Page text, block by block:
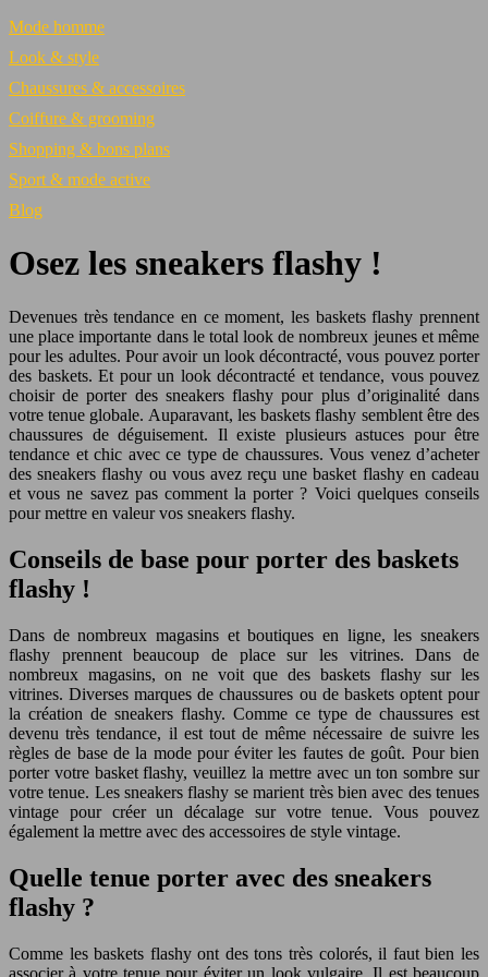
Mode homme
Look & style
Chaussures & accessoires
Coiffure & grooming
Shopping & bons plans
Sport & mode active
Blog
Osez les sneakers flashy !
Devenues très tendance en ce moment, les baskets flashy prennent
une place importante dans le total look de nombreux jeunes et même
pour les adultes. Pour avoir un look décontracté, vous pouvez porter
des baskets. Et pour un look décontracté et tendance, vous pouvez
choisir de porter des sneakers flashy pour plus d’originalité dans
votre tenue globale. Auparavant, les baskets flashy semblent être des
chaussures de déguisement. Il existe plusieurs astuces pour être
tendance et chic avec ce type de chaussures. Vous venez d’acheter
des sneakers flashy ou vous avez reçu une basket flashy en cadeau
et vous ne savez pas comment la porter ? Voici quelques conseils
pour mettre en valeur vos sneakers flashy.
Conseils de base pour porter des baskets
flashy !
Dans de nombreux magasins et boutiques en ligne, les sneakers
flashy prennent beaucoup de place sur les vitrines. Dans de
nombreux magasins, on ne voit que des baskets flashy sur les
vitrines. Diverses marques de chaussures ou de baskets optent pour
la création de sneakers flashy. Comme ce type de chaussures est
devenu très tendance, il est tout de même nécessaire de suivre les
règles de base de la mode pour éviter les fautes de goût. Pour bien
porter votre basket flashy, veuillez la mettre avec un ton sombre sur
votre tenue. Les sneakers flashy se marient très bien avec des tenues
vintage pour créer un décalage sur votre tenue. Vous pouvez
également la mettre avec des accessoires de style vintage.
Quelle tenue porter avec des sneakers
flashy ?
Comme les baskets flashy ont des tons très colorés, il faut bien les
associer à votre tenue pour éviter un look vulgaire. Il est beaucoup